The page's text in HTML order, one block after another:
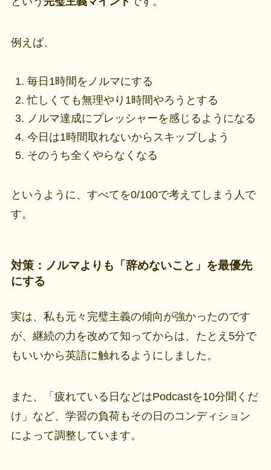
例えば、
毎日1時間をノルマにする
忙しくても無理やり1時間やろうとする
ノルマ達成にプレッシャーを感じるようになる
今日は1時間取れないからスキップしよう
そのうち全くやらなくなる
というように、すべてを0/100で考えてしまう人で
す。
対策：ノルマよりも「辞めないこと」を最優先
にする
実は、私も元々完璧主義の傾向が強かったのです
が、継続の力を改めて知ってからは、たとえ5分で
もいいから英語に触れるようにしました。
また、「疲れている日などはPodcastを10分聞くだ
け」など、学習の負荷もその日のコンディション
によって調整しています。